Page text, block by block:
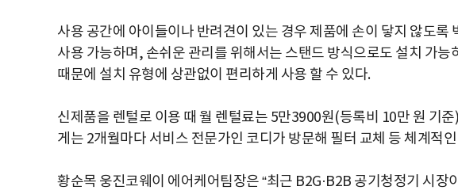
사용 공간에 아이들이나 반려견이 있는 경우 제품에 손이 닿지 않도
사용 가능하며, 손쉬운 관리를 위해서는 스탠드 방식으로도 설치 가능
때문에 설치 유형에 상관없이 편리하게 사용 할 수 있다.
신제품을 렌털로 이용 때 월 렌털료는 5만3900원(등록비 10만 원 기
게는 2개월마다 서비스 전문가인 코디가 방문해 필터 교체 등 체계적
황순목 웅진코웨이 에어케어팀장은 “최근 B2G·B2B 공기청정기 시장